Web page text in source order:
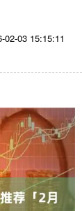
02-03 15:15:11